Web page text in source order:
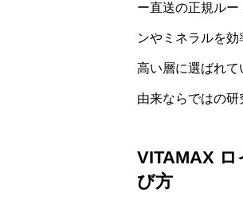
ー直送の正規ル
ンやミネラルを
高い層に選ばれ
由来ならではの研
VITAMAX
び方